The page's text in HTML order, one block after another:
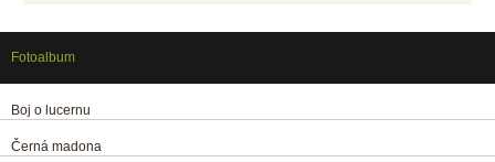
Fotoalbum
Boj o lucernu
Černá madona